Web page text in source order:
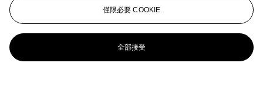
僅限必要 COOKIE
全部接受